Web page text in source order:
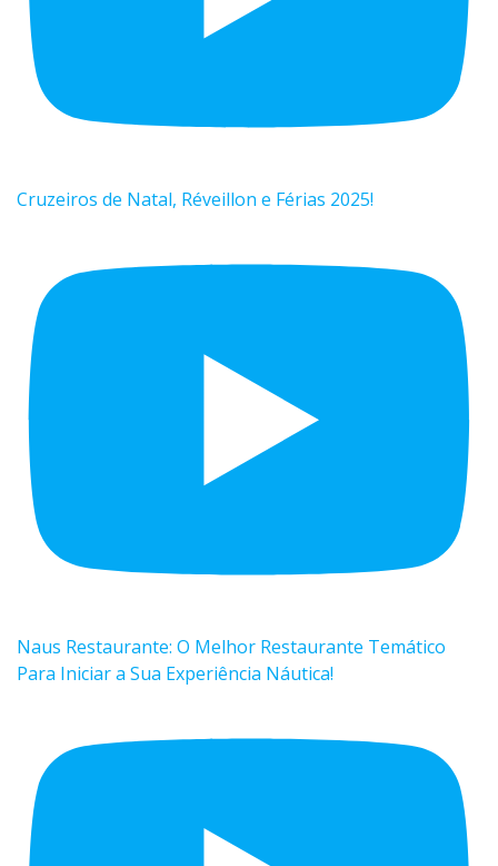
Cruzeiros de Natal, Réveillon e Férias 2025!
Naus Restaurante: O Melhor Restaurante Temático
Para Iniciar a Sua Experiência Náutica!